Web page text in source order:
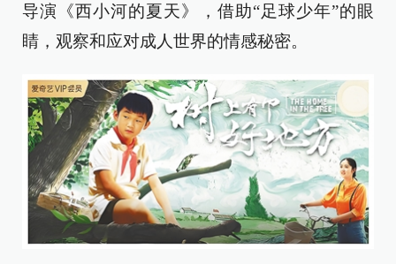
导演《西小河的夏天》，借助“足球少年”的眼
睛，观察和应对成人世界的情感秘密。